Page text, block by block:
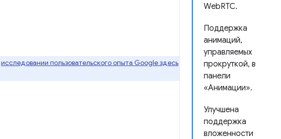
WebRTC.
Поддержка
анимаций,
управляемых
прокруткой, в
панели
«Анимации».
Улучшена
поддержка
вложенности
исследовании пользовательского опыта Google здесь